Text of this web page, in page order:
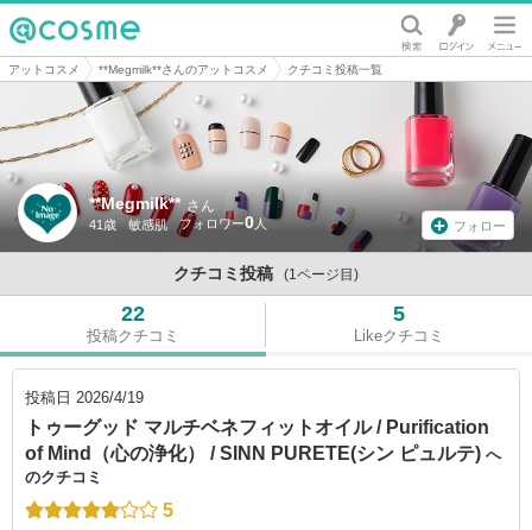
@cosme
アットコスメ **Megmilk**さんのアットコスメ クチコミ投稿一覧
**Megmilk** さん
41歳 敏感肌 0 フォロー
クチコミ投稿 (1ページ目)
22
投稿クチコミ
5
Likeクチコミ
投稿日 2026/4/19
トゥーグッド マルチベネフィットオイル / Purification
of Mind（心の浄化） / SINN PURETE(シン ピュルテ) へ
のクチコミ
5